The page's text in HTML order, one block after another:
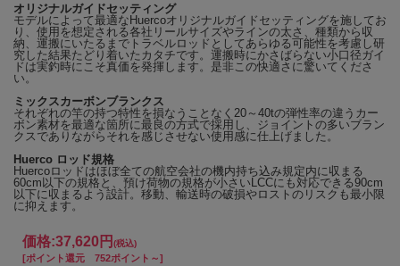
[Suggested Reel] D社2000番～3000番、S社2500番～4000番
《Huerco規格》
Huercoの携帯ロッドはほぼすべての航空会社の機内持ち込み規
定内に収まる60cm以下の企画。
オリジナルガイドセッティング
モデルによって最適なHuercoオリジナルガイドセッティングを施してお
り、使用を想定される各社リールサイズやラインの太さ、種類から収
納、運搬にいたるまでトラベルロッドとしてあらゆる可能性を考慮し研
究した結果たどり着いたカタチです。運搬時にかさばらない小口径ガイ
ドは実釣時にこそ真価を発揮します。是非この快適さに驚いてくださ
い。
ミックスカーボンブランクス
それぞれの竿の持つ特性を損なうことなく20～40tの弾性率の違うカー
ボン素材を最適な箇所に最良の方式で採用し、ジョイントの多いブラン
クスでありながらそれを感じさせない使用感に仕上げました。
Huerco ロッド規格
Huercoロッドはほぼ全ての航空会社の機内持ち込み規定内に収まる
60cm以下の規格と、預け荷物の規格が小さいLCCにも対応できる90cm
以下に収まるよう設計。移動、輸送時の破損やロストのリスクも最小限
に抑えます。
価格:37,620円 (税込)
[ポイント還元 752ポイント～]